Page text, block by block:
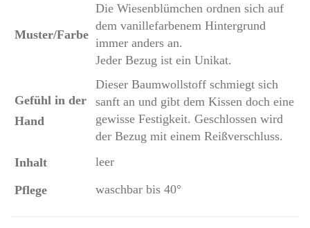
Muster/Farbe
Die Wiesenblümchen ordnen sich auf
dem vanillefarbenem Hintergrund
immer anders an.
Jeder Bezug ist ein Unikat.
Gefühl in der
Hand
Dieser Baumwollstoff schmiegt sich
sanft an und gibt dem Kissen doch eine
gewisse Festigkeit. Geschlossen wird
der Bezug mit einem Reißverschluss.
Inhalt
leer
Pflege waschbar bis 40°